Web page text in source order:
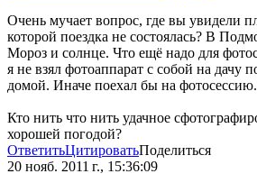
Очень мучает вопрос, где вы увидели
которой поездка не состоялась? В
Мороз и солнце. Что ещё надо для
я не взял фотоаппарат с собой на дачу
домой. Иначе поехал бы на фотосессию.
Кто нить что нить удачное
хорошей погодой?
ОтветитьЦитироватьПоделиться
20 нояб. 2011 г., 15:36:09